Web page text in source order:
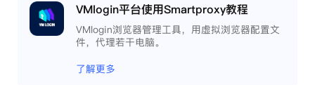
VMlogin平台使用Smartproxy教程
VMlogin浏览器管理工具，用虚拟浏览器配置文
件，代理若干电脑。
了解更多